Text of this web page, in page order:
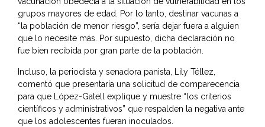
grupos mayores de edad. Por lo tanto, destinar vacunas a
“la población de menor riesgo”, sería dejar fuera a alguien
que lo necesite más. Por supuesto, dicha declaración no
fue bien recibida por gran parte de la población.
Incluso, la periodista y senadora panista, Lily Téllez,
comentó que presentaría una solicitud de comparecencia
para que López-Gatell explique y muestre “los criterios
científicos y administrativos” que respalden la negativa ante
que los adolescentes fueran inoculados.